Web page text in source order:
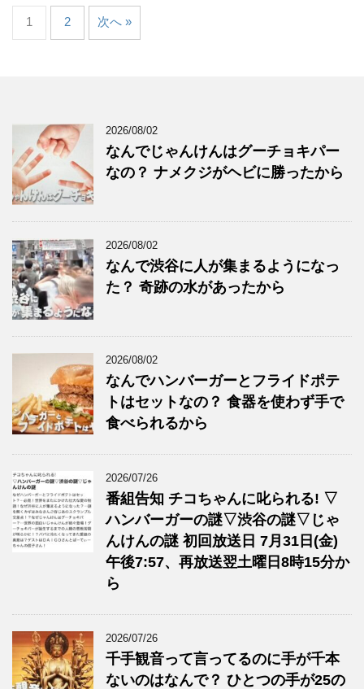
1 2 次へ »
2026/08/02
なんでじゃんけんはグーチョキパー
なの？ ナメクジがヘビに勝ったから
2026/08/02
なんで渋谷に人が集まるようになっ
た？ 奇跡の水があったから
2026/08/02
なんでハンバーガーとフライドポテ
トはセットなの？ 食器を使わず手で
食べられるから
2026/07/26
番組告知 チコちゃんに叱られる! ▽
ハンバーガーの謎▽渋谷の謎▽じゃ
んけんの謎 初回放送日 7月31日(金)
午後7:57、再放送翌土曜日8時15分か
ら
2026/07/26
千手観音って言ってるのに手が千本
ないのはなんで？ ひとつの手が25の